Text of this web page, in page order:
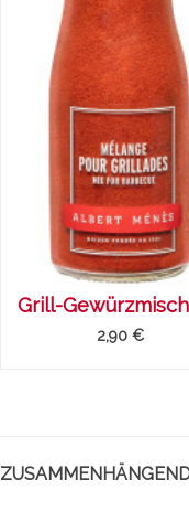
froide de
au zaatar
et légèrement sucrée,
se déguste ici en toute
Grill-
2,90 €